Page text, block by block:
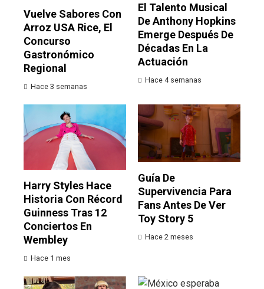
Vuelve Sabores Con
Arroz USA Rice, El
Concurso
Gastronómico
Regional
Hace 3 semanas
El Talento Musical
De Anthony Hopkins
Emerge Después De
Décadas En La
Actuación
Hace 4 semanas
Harry Styles Hace
Historia Con Récord
Guinness Tras 12
Conciertos En
Wembley
Hace 1 mes
Guía De
Supervivencia Para
Fans Antes De Ver
Toy Story 5
Hace 2 meses